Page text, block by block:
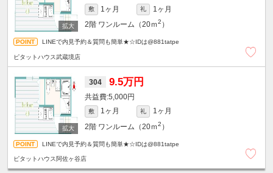
敷 1ヶ月 礼
1ヶ月
2階 ワンルーム（20ｍ2 ）
LINEで内見予約＆質問も簡単★☆IDは@881tatpe
ピタットハウス武蔵境店
304 9.5万円
5,000円
敷 1ヶ月 礼
1ヶ月
2階 ワンルーム（20ｍ2 ）
LINEで内見予約＆質問も簡単★☆IDは@881tatpe
ピタットハウス阿佐ヶ谷店